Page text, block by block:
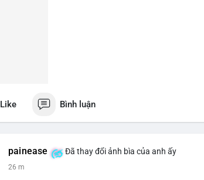
Like Bình luận
painease Đã thay đổi ảnh bìa của anh ấy
26 m